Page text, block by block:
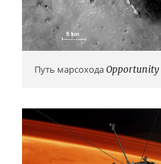
Путь марсоходаOpportunity